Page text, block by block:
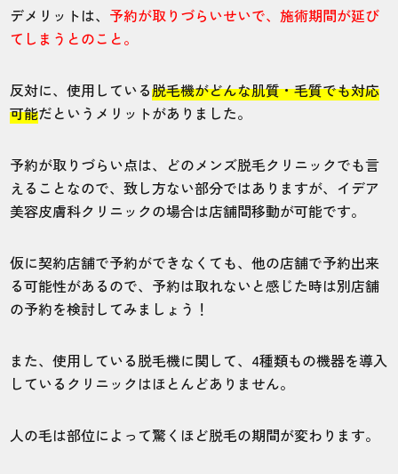
デメリットは、 予約が取りづらいせいで、施術期間が延び
てしまうとのこと。
反対に、使用している脱毛機がどんな肌質・毛質でも対応
可能だというメリットがありました。
予約が取りづらい点は、どのメンズ脱毛クリニックでも言
えることなので、致し方ない部分ではありますが、イデア
美容皮膚科クリニックの場合は店舗間移動が可能です。
仮に契約店舗で予約ができなくても、他の店舗で予約出来
る可能性があるので、予約は取れないと感じた時は別店舗
の予約を検討してみましょう！
また、使用している脱毛機に関して、4種類もの機器を導入
しているクリニックはほとんどありません。
人の毛は部位によって驚くほど脱毛の期間が変わります。